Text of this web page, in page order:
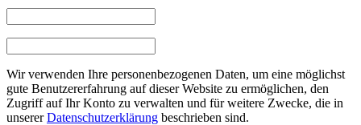
Wir verwenden Ihre personenbezogenen Daten, um eine möglichst
gute Benutzererfahrung auf dieser Website zu ermöglichen, den
Zugriff auf Ihr Konto zu verwalten und für weitere Zwecke, die in
unsererDatenschutzerklärung beschrieben sind.